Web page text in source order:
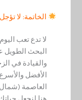
الخاتمة: لا
لا تدع تعب
البحث
والقيادة في
الأفضل
العاصمة